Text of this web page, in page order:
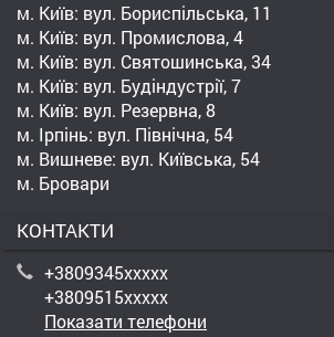
м. Київ: вул. Бориспільська, 11
м. Київ: вул. Промислова, 4
м. Київ: вул. Святошинська, 34
м. Київ: вул. Будіндустрії, 7
м. Київ: вул. Резервна, 8
м. Ірпінь: вул. Північна, 54
м. Вишневе: вул. Київська, 54
м. Бровари
КОНТАКТИ
+3809345xxxxx
+3809515xxxxx
Показати телефони